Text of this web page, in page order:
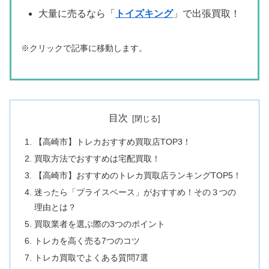
大量に売るなら「
トイズキング」で出張買取！
※クリックで記事に移動します。
目次
【高崎市】トレカおすすめ買取店TOP3！
買取方法でおすすめは宅配買取！
【高崎市】おすすめのトレカ買取店ランキングTOP5！
迷ったら「プライスベース」がおすすめ！その３つの
理由とは？
買取業者を選ぶ際の3つのポイント
トレカを高く売る7つのコツ
トレカ買取でよくある質問7選